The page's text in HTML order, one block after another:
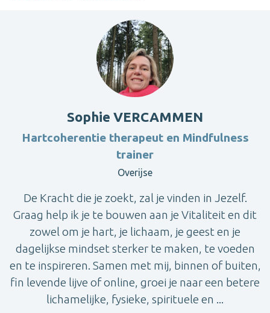
Sophie VERCAMMEN
Hartcoherentie therapeut en Mindfulness
trainer
Overijse
De Kracht die je zoekt, zal je vinden in Jezelf.
Graag help ik je te bouwen aan je Vitaliteit en dit
zowel om je hart, je lichaam, je geest en je
dagelijkse mindset sterker te maken, te voeden
en te inspireren. Samen met mij, binnen of buiten,
fin levende lijve of online, groei je naar een betere
lichamelijke, fysieke, spirituele en ...